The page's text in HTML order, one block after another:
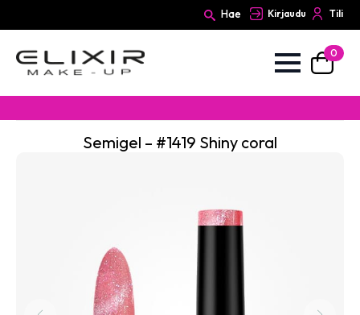
Hae Kirjaudu Tili
0
Semigel – #1419 Shiny coral